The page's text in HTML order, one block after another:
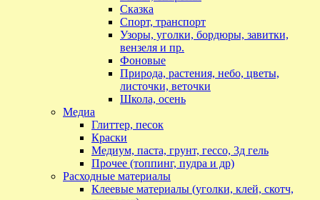
Сказка
Спорт, транспорт
Узоры, уголки, бордюры, завитки,
вензеля и пр.
Фоновые
Природа, растения, небо, цветы,
листочки, веточки
Школа, осень
Медиа
Глиттер, песок
Краски
Медиум, паста, грунт, гессо, 3д гель
Прочее (топпинг, пудра и др)
Расходные материалы
Клеевые материалы (уголки, клей, скотч,